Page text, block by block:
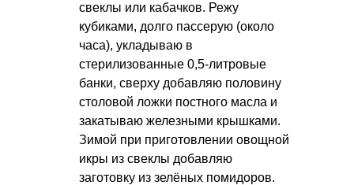
свеклы или кабачков. Режу
кубиками, долго пассерую (около
часа), укладываю в
стерилизованные 0,5-литровые
банки, сверху добавляю половину
столовой ложки постного масла и
закатываю железными крышками.
Зимой при приготовлении овощной
икры из свеклы добавляю
заготовку из зелёных помидоров.